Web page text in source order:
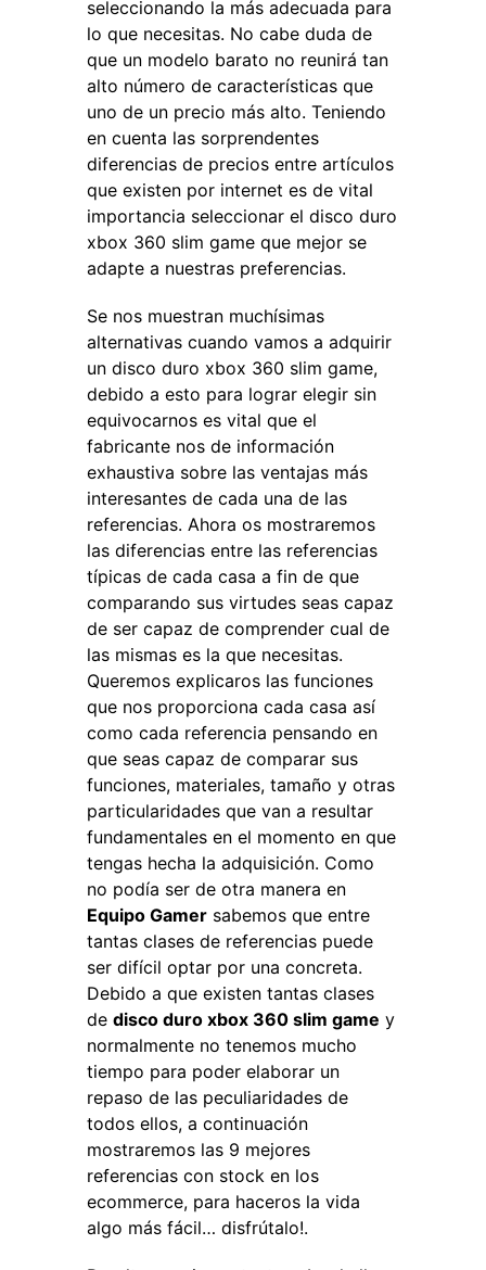
seleccionando la más adecuada para
lo que necesitas. No cabe duda de
que un modelo barato no reunirá tan
alto número de características que
uno de un precio más alto. Teniendo
en cuenta las sorprendentes
diferencias de precios entre artículos
que existen por internet es de vital
importancia seleccionar el disco duro
xbox 360 slim game que mejor se
adapte a nuestras preferencias.
Se nos muestran muchísimas
alternativas cuando vamos a adquirir
un disco duro xbox 360 slim game,
debido a esto para lograr elegir sin
equivocarnos es vital que el
fabricante nos de información
exhaustiva sobre las ventajas más
interesantes de cada una de las
referencias. Ahora os mostraremos
las diferencias entre las referencias
típicas de cada casa a fin de que
comparando sus virtudes seas capaz
de ser capaz de comprender cual de
las mismas es la que necesitas.
Queremos explicaros las funciones
que nos proporciona cada casa así
como cada referencia pensando en
que seas capaz de comparar sus
funciones, materiales, tamaño y otras
particularidades que van a resultar
fundamentales en el momento en que
tengas hecha la adquisición. Como
no podía ser de otra manera en
Equipo Gamer sabemos que entre
tantas clases de referencias puede
ser difícil optar por una concreta.
Debido a que existen tantas clases
de disco duro xbox 360 slim game y
normalmente no tenemos mucho
tiempo para poder elaborar un
repaso de las peculiaridades de
todos ellos, a continuación
mostraremos las 9 mejores
referencias con stock en los
ecommerce, para haceros la vida
algo más fácil… disfrútalo!.